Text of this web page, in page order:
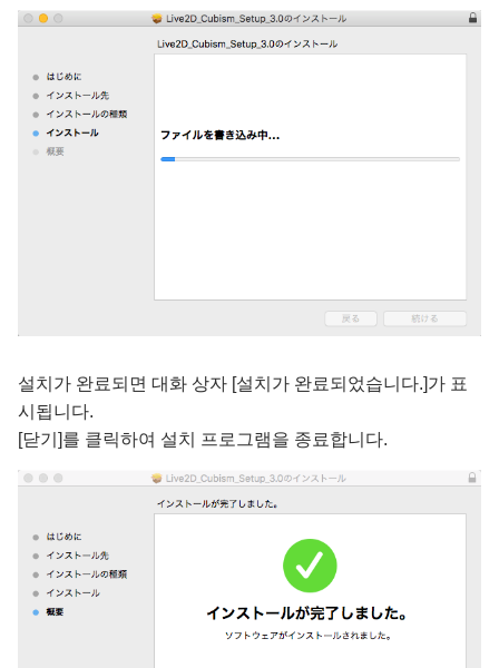
설치가 완료되면 대화 상자 [설치가 완료되었습니다.]가 표
시됩니다.
[닫기]를 클릭하여 설치 프로그램을 종료합니다.